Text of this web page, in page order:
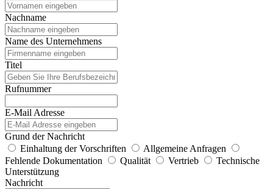
Nachname
Name des Unternehmens
Titel
Rufnummer
E-Mail Adresse
Grund der Nachricht
Einhaltung der Vorschriften
Allgemeine Anfragen
Fehlende Dokumentation
Qualität Vertrieb
Technische
Unterstützung
Nachricht